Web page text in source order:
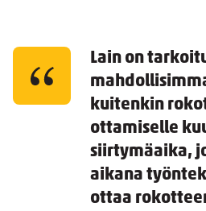
Lain on
kuitenkin
ottamiselle
siirtymäaika,
aikana
ottaa